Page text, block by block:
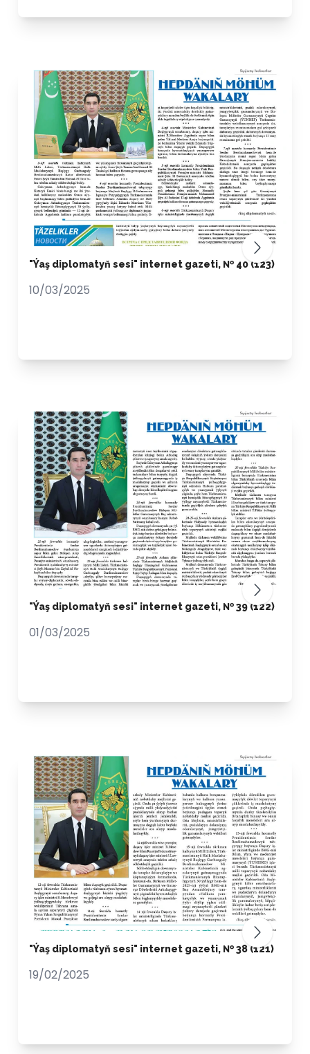
"Ýaş diplomatyň sesi" internet gazeti, № 40 (123)
10/03/2025
"Ýaş diplomatyň sesi" internet gazeti, № 39 (122)
01/03/2025
"Ýaş diplomatyň sesi" internet gazeti, № 38 (121)
19/02/2025